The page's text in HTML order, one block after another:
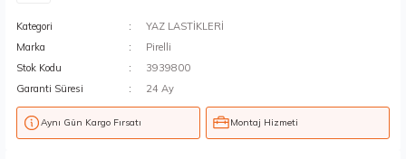
Kategori
YAZ LASTİKLERİ
Marka
Pirelli
Stok Kodu
3939800
Garanti Süresi
24 Ay
Aynı Gün Kargo Fırsatı Montaj Hizmeti